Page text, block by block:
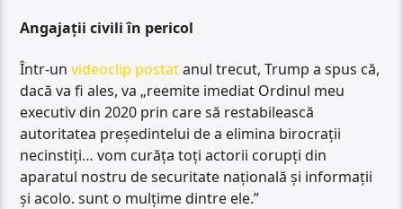
Angajații civili în pericol
Într-unvideoclip postatanul trecut, Trump a spus că,
dacă va fi ales, va „reemite imediat Ordinul meu
executiv din 2020 prin care să restabilească
autoritatea președintelui de a elimina birocrații
necinstiți… vom curăța toți actorii corupți din
aparatul nostru de securitate națională și informații
și acolo. sunt o mulțime dintre ele.”